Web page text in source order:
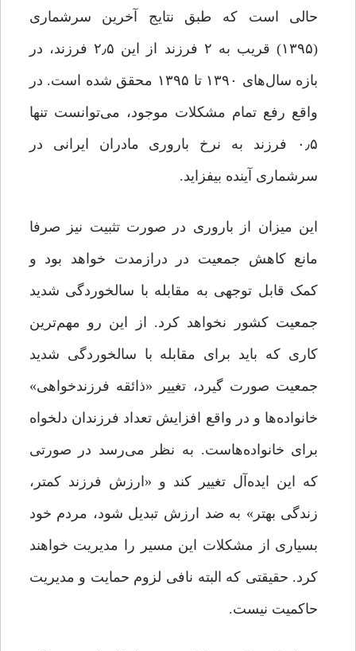
حالی است که طبق نتایج آخرین سرشماری
(۱۳۹۵) قریب به ۲ فرزند از این ۲٫۵ فرزند، در
بازه سال‌های ۱۳۹۰ تا ۱۳۹۵ محقق شده است. در
واقع رفع تمام مشکلات موجود، می‌توانست تنها
۰٫۵ فرزند به نرخ باروری مادران ایرانی در
سرشماری آینده بیفزاید.
این میزان از باروری در صورت تثبیت نیز صرفا
مانع کاهش جمعیت در درازمدت خواهد بود و
کمک قابل توجهی به مقابله با سالخوردگی شدید
جمعیت کشور نخواهد کرد. از این رو مهم‌ترین
کاری که باید برای مقابله با سالخوردگی شدید
جمعیت صورت گیرد، تغییر «ذائقه فرزندخواهی»
خانواده‌ها و در واقع افزایش تعداد فرزندان دلخواه
برای خانواده‌هاست. به نظر می‌رسد در صورتی
که این ایده‌آل تغییر کند و «ارزش فرزند کمتر،
زندگی بهتر» به ضد ارزش تبدیل شود، مردم خود
بسیاری از مشکلات این مسیر را مدیریت خواهند
کرد. حقیقتی که البته نافی لزوم حمایت و مدیریت
حاکمیت نیست.